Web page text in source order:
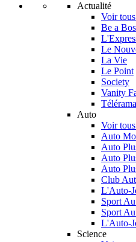
Actualité
Voir
Be a
Le
La Vie
Le Point
Society
Vanity
Télérama
Auto
Voir
Auto
Auto
Auto
Auto
Club
L'Auto-
Sport
Sport
L'Auto-
Science